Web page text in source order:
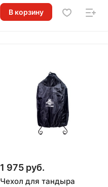
В корзину
1 975 руб.
Чехол для тандыра